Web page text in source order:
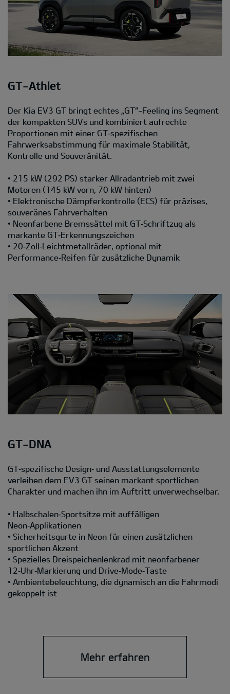
GT-Athlet
Der Kia EV3 GT bringt echtes „GT“-Feeling ins Segment
der kompakten SUVs und kombiniert aufrechte
Proportionen mit einer GT‑spezifischen
Fahrwerksabstimmung für maximale Stabilität,
Kontrolle und Souveränität.
• 215 kW (292 PS) starker Allradantrieb mit zwei
Motoren (145 kW vorn, 70 kW hinten)
• Elektronische Dämpferkontrolle (ECS) für präzises,
souveränes Fahrverhalten
• Neonfarbene Bremssättel mit GT‑Schriftzug als
markante GT‑Erkennungszeichen
• 20‑Zoll‑Leichtmetallräder, optional mit
Performance‑Reifen für zusätzliche Dynamik
GT-DNA
GT‑spezifische Design‑ und Ausstattungselemente
verleihen dem EV3 GT seinen markant sportlichen
Charakter und machen ihn im Auftritt unverwechselbar.
• Halbschalen‑Sportsitze mit auffälligen
Neon‑Applikationen
• Sicherheitsgurte in Neon für einen zusätzlichen
sportlichen Akzent
• Spezielles Dreispeichenlenkrad mit neonfarbener
12‑Uhr‑Markierung und Drive‑Mode‑Taste
• Ambientebeleuchtung, die dynamisch an die Fahrmodi
gekoppelt ist
Mehr erfahren